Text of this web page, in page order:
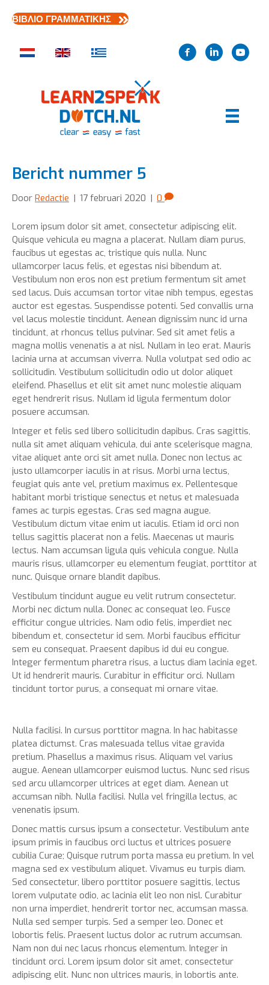
ΒΙΒΛΙΟ ΓΡΑΜΜΑΤΙΚΗΣ
Bericht nummer 5
Door Redactie | 17 februari 2020 | 0
Lorem ipsum dolor sit amet, consectetur adipiscing elit.
Quisque vehicula eu magna a placerat. Nullam diam purus,
faucibus ut egestas ac, tristique quis nulla. Nunc
ullamcorper lacus felis, et egestas nisi bibendum at.
Vestibulum non eros non est pretium fermentum sit amet
sed lacus. Duis accumsan tortor vitae nibh tempus, egestas
auctor est egestas. Suspendisse potenti. Sed convallis urna
vel lacus molestie tincidunt. Aenean dignissim nunc id urna
tincidunt, at rhoncus tellus pulvinar. Sed sit amet felis a
magna mollis venenatis a at nisl. Nullam in leo erat. Mauris
lacinia urna at accumsan viverra. Nulla volutpat sed odio ac
sollicitudin. Vestibulum sollicitudin odio ut dolor aliquet
eleifend. Phasellus et elit sit amet nunc molestie aliquam
eget hendrerit risus. Nullam id ligula fermentum dolor
posuere accumsan.
Integer et felis sed libero sollicitudin dapibus. Cras sagittis,
nulla sit amet aliquam vehicula, dui ante scelerisque magna,
vitae aliquet ante orci sit amet nulla. Donec non lectus ac
justo ullamcorper iaculis in at risus. Morbi urna lectus,
feugiat quis ante vel, pretium maximus ex. Pellentesque
habitant morbi tristique senectus et netus et malesuada
fames ac turpis egestas. Cras sed magna augue.
Vestibulum dictum vitae enim ut iaculis. Etiam id orci non
tellus sagittis placerat non a felis. Maecenas ut mauris
lectus. Nam accumsan ligula quis vehicula congue. Nulla
mauris risus, ullamcorper eu elementum feugiat, porttitor at
nunc. Quisque ornare blandit dapibus.
Vestibulum tincidunt augue eu velit rutrum consectetur.
Morbi nec dictum nulla. Donec ac consequat leo. Fusce
efficitur congue ultricies. Nam odio felis, imperdiet nec
bibendum et, consectetur id sem. Morbi faucibus efficitur
sem eu consequat. Praesent dapibus id dui eu congue.
Integer fermentum pharetra risus, a luctus diam lacinia eget.
Ut id hendrerit mauris. Curabitur in efficitur orci. Nullam
tincidunt tortor purus, a consequat mi ornare vitae.
Nulla facilisi. In cursus porttitor magna. In hac habitasse
platea dictumst. Cras malesuada tellus vitae gravida
pretium. Phasellus a maximus risus. Aliquam vel varius
augue. Aenean ullamcorper euismod luctus. Nunc sed risus
sed arcu ullamcorper ultrices at eget diam. Aenean ut
accumsan nibh. Nulla facilisi. Nulla vel fringilla lectus, ac
venenatis ipsum.
Donec mattis cursus ipsum a consectetur. Vestibulum ante
ipsum primis in faucibus orci luctus et ultrices posuere
cubilia Curae; Quisque rutrum porta massa eu pretium. In vel
magna sed ex vestibulum aliquet. Vivamus eu turpis diam.
Sed consectetur, libero porttitor posuere sagittis, lectus
lorem vulputate odio, ac lacinia elit leo non nisl. Curabitur
non urna imperdiet, hendrerit tortor nec, accumsan massa.
Nulla sed semper turpis. Sed a semper leo. Donec et
lobortis felis. Praesent luctus dolor ac rutrum accumsan.
Nam non dui nec lacus rhoncus elementum. Integer in
tincidunt orci. Lorem ipsum dolor sit amet, consectetur
adipiscing elit. Nunc non ultrices mauris, in lobortis ante.